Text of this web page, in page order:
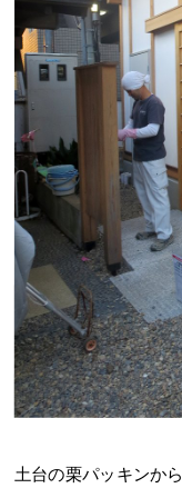
土台の栗パッキンか